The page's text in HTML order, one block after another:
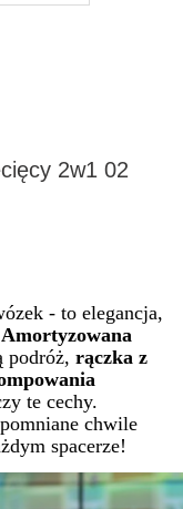
2w1 02
- to elegancja,
Amortyzowana
podróż, rączka z
te cechy.
chwile
spacerze!